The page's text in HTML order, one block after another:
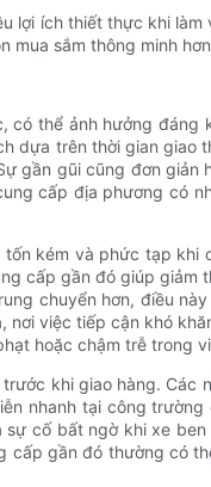
lợi ích thiết thực khi
sắm thông minh
thể ảnh hưởng
dựa trên thời gian
gần gũi cũng đơn giản
cấp địa phương có
kém và phức tạp
cấp gần đó giúp giảm
chuyển hơn, điều
việc tiếp cận khó
hoặc chậm trễ trong
khi giao hàng.
nhanh tại công
cố bất ngờ khi xe
gần đó thường có